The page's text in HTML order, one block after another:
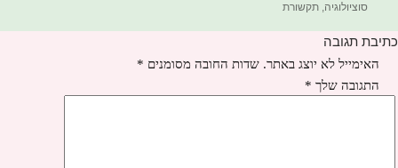
סוציולוגיה,תקשורת
כתיבת תגובה
האימייל לא יוצג באתר. שדות החובה מסומנים *
התגובה שלך *